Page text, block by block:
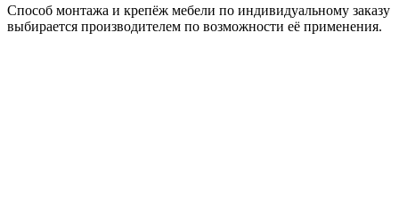
Способ монтажа и крепёж мебели по индивидуальному заказу
выбирается производителем по возможности её применения.